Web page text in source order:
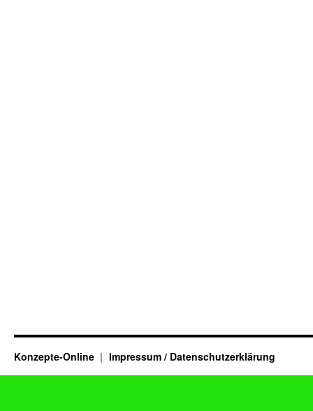
Konzepte-Online Impressum / Datenschutzerklärung